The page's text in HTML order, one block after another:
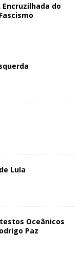
Encruzilhada do
Lula
Oceânicos
Paz